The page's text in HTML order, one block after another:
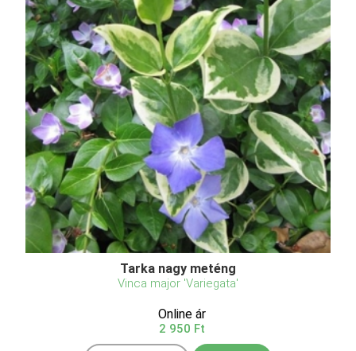
Tarka nagy meténg
Vinca major 'Variegata'
Online ár
2 950 Ft